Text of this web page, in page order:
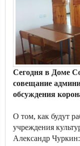
Сегодня в Доме
совещание
обсуждения
О том, как будут
учреждения
Александр Чуркин: